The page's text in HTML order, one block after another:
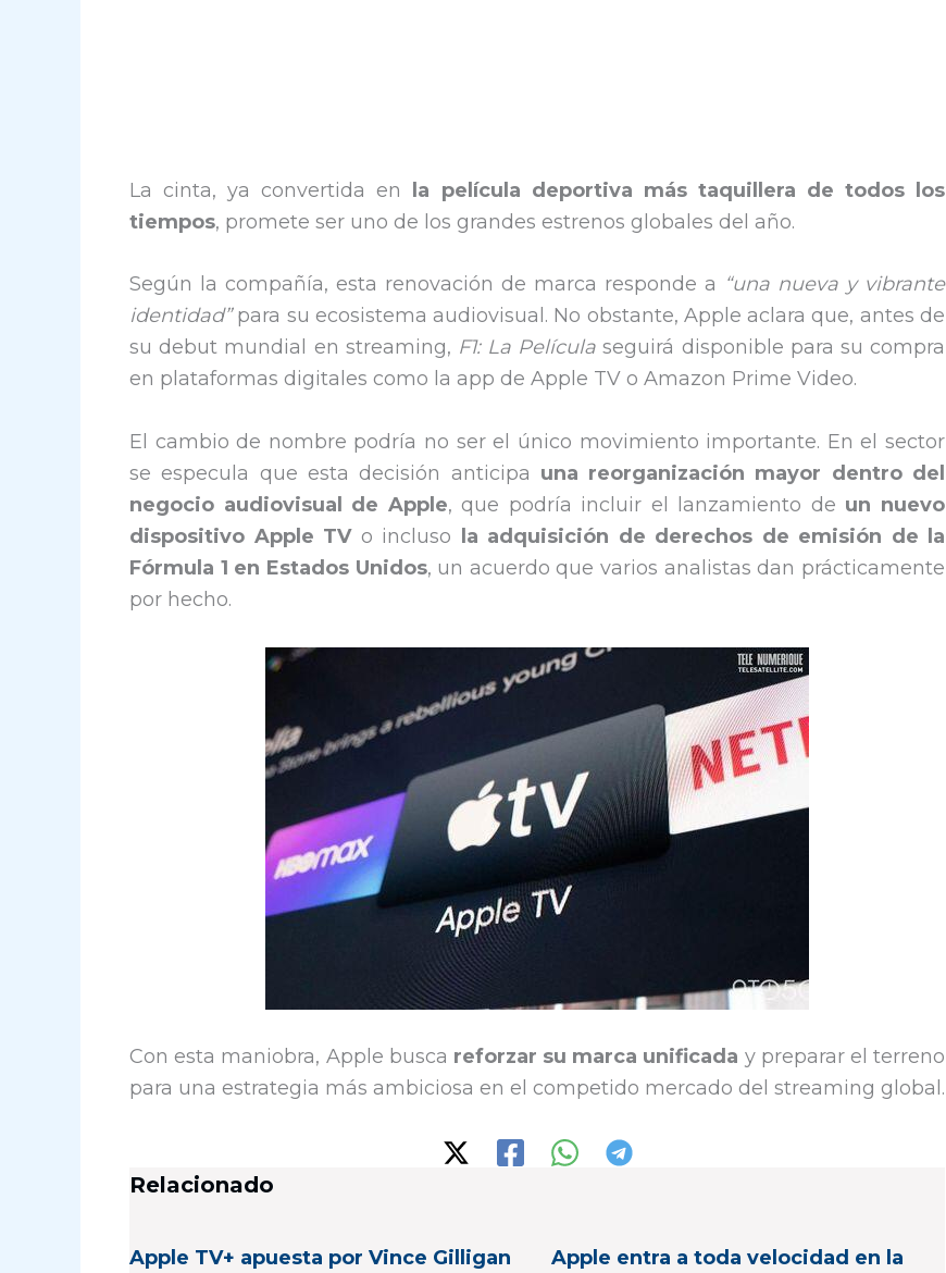
La cinta, ya convertida en la película deportiva más taquillera de todos los
tiempos, promete ser uno de los grandes estrenos globales del año.
Según la compañía, esta renovación de marca responde a “una nueva y vibrante
identidad”para su ecosistema audiovisual. No obstante, Apple aclara que, antes de
su debut mundial en streaming, F1: La Película seguirá disponible para su compra
en plataformas digitales como la app de Apple TV o Amazon Prime Video.
El cambio de nombre podría no ser el único movimiento importante. En el sector
se especula que esta decisión anticipa una reorganización mayor dentro del
negocio audiovisual de Apple, que podría incluir el lanzamiento de un nuevo
dispositivo Apple TVo incluso
la adquisición de derechos de emisión de la
Fórmula 1 en Estados Unidos, un acuerdo que varios analistas dan prácticamente
por hecho.
Con esta maniobra, Apple busca reforzar su marca unificada y preparar el terreno
para una estrategia más ambiciosa en el competido mercado del streaming global.
Relacionado
Apple TV+ apuesta por Vince Gilligan
Apple entra a toda velocidad en la